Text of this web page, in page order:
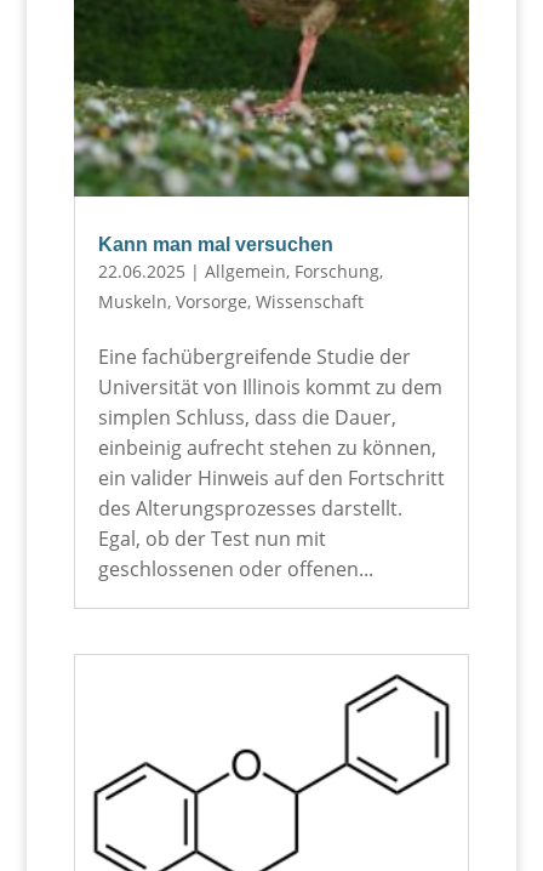
Kann man mal versuchen
22.06.2025 | Allgemein, Forschung,
Muskeln, Vorsorge, Wissenschaft
Eine fachübergreifende Studie der
Universität von Illinois kommt zu dem
simplen Schluss, dass die Dauer,
einbeinig aufrecht stehen zu können,
ein valider Hinweis auf den Fortschritt
des Alterungsprozesses darstellt.
Egal, ob der Test nun mit
geschlossenen oder offenen...